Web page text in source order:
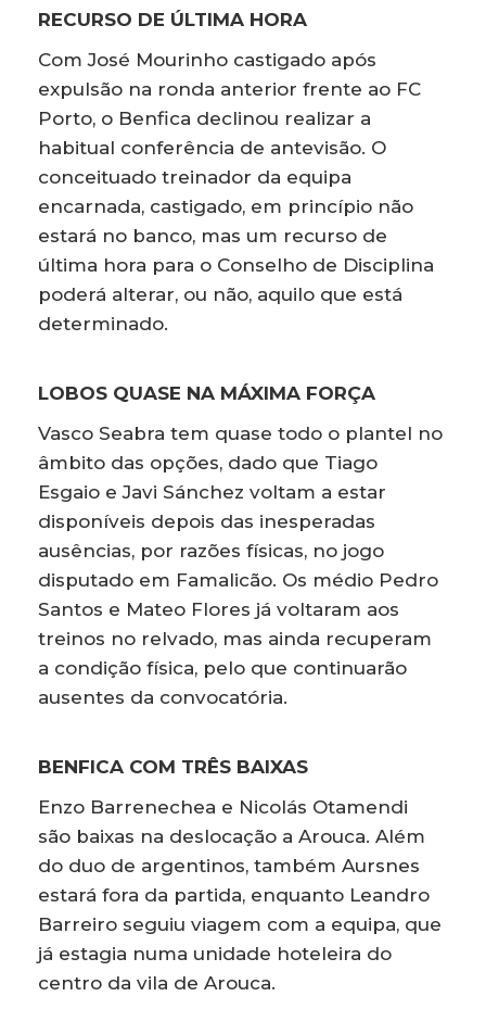
RECURSO DE ÚLTIMA HORA
Com José Mourinho castigado após
expulsão na ronda anterior frente ao FC
Porto, o Benfica declinou realizar a
habitual conferência de antevisão. O
conceituado treinador da equipa
encarnada, castigado, em princípio não
estará no banco, mas um recurso de
última hora para o Conselho de Disciplina
poderá alterar, ou não, aquilo que está
determinado.
LOBOS QUASE NA MÁXIMA FORÇA
Vasco Seabra tem quase todo o plantel no
âmbito das opções, dado que Tiago
Esgaio e Javi Sánchez voltam a estar
disponíveis depois das inesperadas
ausências, por razões físicas, no jogo
disputado em Famalicão. Os médio Pedro
Santos e Mateo Flores já voltaram aos
treinos no relvado, mas ainda recuperam
a condição física, pelo que continuarão
ausentes da convocatória.
BENFICA COM TRÊS BAIXAS
Enzo Barrenechea e Nicolás Otamendi
são baixas na deslocação a Arouca. Além
do duo de argentinos, também Aursnes
estará fora da partida, enquanto Leandro
Barreiro seguiu viagem com a equipa, que
já estagia numa unidade hoteleira do
centro da vila de Arouca.